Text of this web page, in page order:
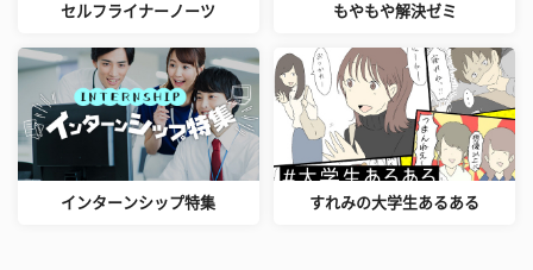
セルフライナーノーツ もやもや解決ゼミ
インターンシップ特集 すれみの大学生あるある